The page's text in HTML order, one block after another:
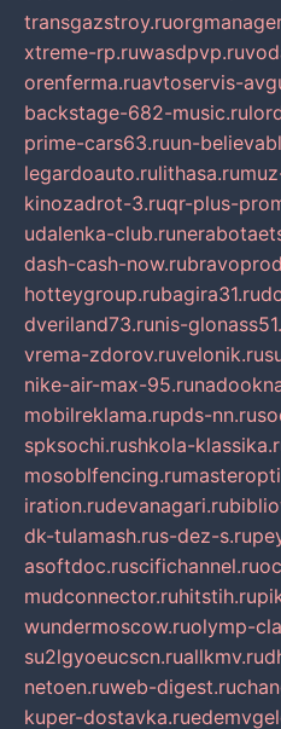
transgazstroy.ru
xtreme-rp.ruwasdpvp.ru
orenferma.ruavtoservis-
backstage-682-music.ru
prime-cars63.ruun-
legardoauto.rulithasa.ru
kinozadrot-3.ruqr-plus-
udalenka-club.ru
dash-cash-now.ru
hotteygroup.rubagira31.ru
dveriland73.runis-
vrema-zdorov.ruvelonik.ru
nike-air-max-95.ru
mobilreklama.rupds-nn.ru
spksochi.rushkola-
mosoblfencing.ru
iration.rudevanagari.ru
dk-tulamash.rus-dez-s.ru
asoftdoc.ruscifichannel.ru
mudconnector.ruhitstih.ru
wundermoscow.ruolymp-
su2lgyoeucscn.ruallkmv.ru
netoen.ruweb-digest.ru
kuper-dostavka.ru